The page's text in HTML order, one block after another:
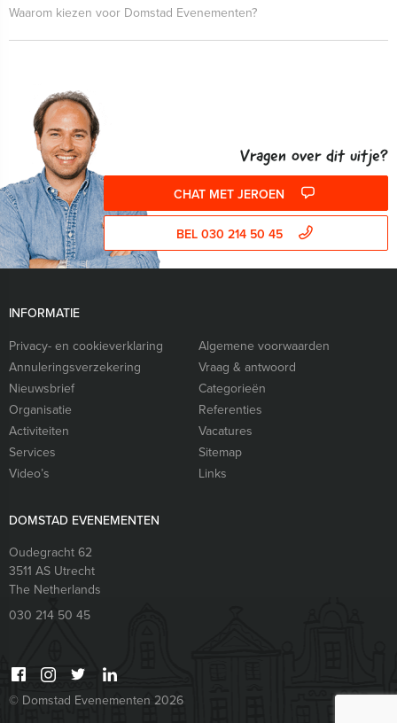
Waarom kiezen voor Domstad Evenementen?
Vragen over dit uitje?
CHAT MET JEROEN
BEL 030 214 50 45
INFORMATIE
Privacy- en cookieverklaring
Algemene voorwaarden
Annuleringsverzekering
Vraag & antwoord
Nieuwsbrief
Categorieën
Organisatie
Referenties
Activiteiten
Vacatures
Services
Sitemap
Video’s
Links
DOMSTAD EVENEMENTEN
Oudegracht 62
3511 AS Utrecht
The Netherlands
030 214 50 45
© Domstad Evenementen 2026